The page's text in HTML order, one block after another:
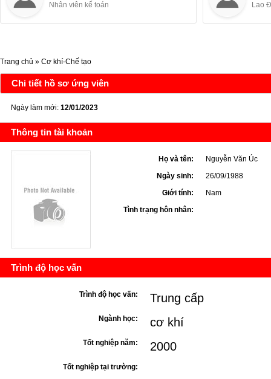
Nhân viên kế toán Lao
Trang chủ » Cơ khí-Chế tạo
Chi tiết hồ sơ ứng viên
Ngày làm mới: 12/01/2023
Thông tin tài khoản
Họ và tên:
Nguyễn Văn Úc
Ngày sinh:
26/09/1988
Giới tính:
Nam
Tình trạng hôn nhân:
Trình độ học vấn
Trình độ học vấn: Trung cấp
Ngành học: cơ khí
Tốt nghiệp năm: 2000
Tốt nghiệp tại trường: